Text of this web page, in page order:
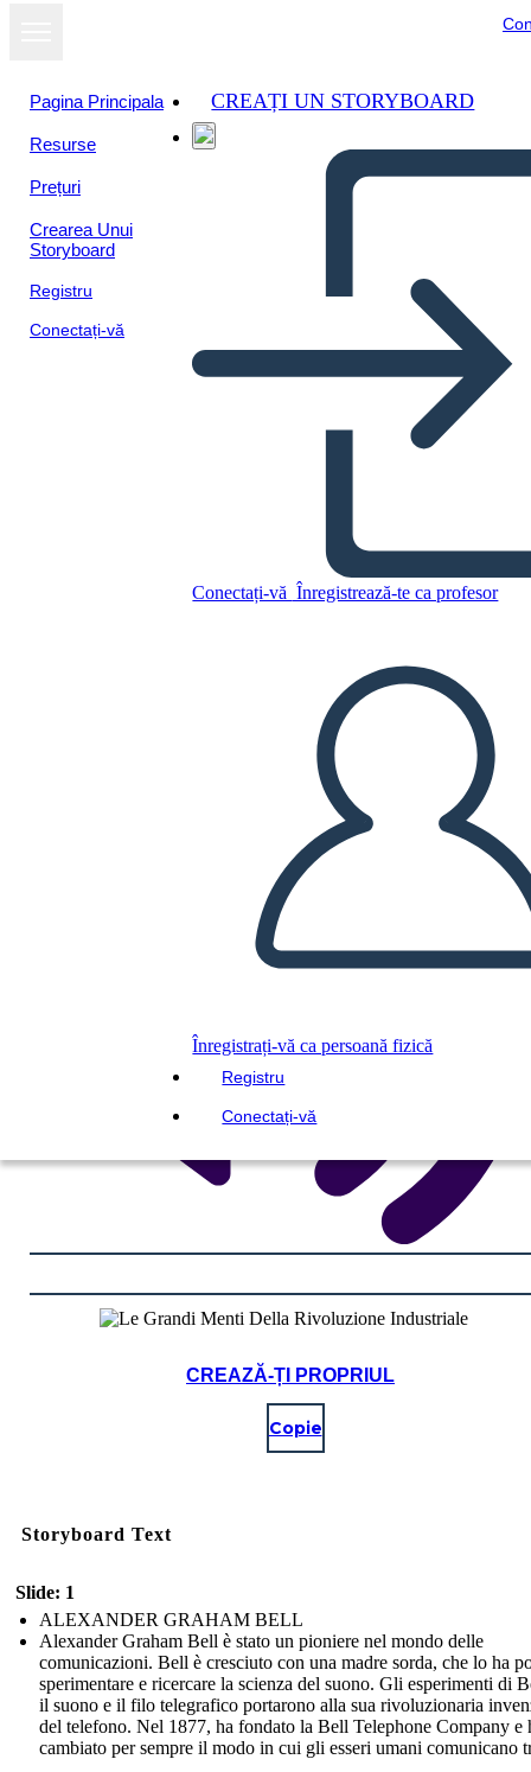
Pagina Principala
Resurse
Prețuri
Crearea Unui
Storyboard
Registru
Conectați-vă
CREAȚI UN STORYBOARD
Conectați-vă Înregistrează-te ca profesor
Înregistrați-vă ca persoană fizică
Registru
Conectați-vă
REDAȚI PREZENTAREA DE DIAPOZITIVE
CITESTE-MI
CREAZĂ-ȚI PROPRIUL
Copie
Storyboard Text
Slide: 1
ALEXANDER GRAHAM BELL
Alexander Graham Bell è stato un pioniere nel mondo delle
comunicazioni. Bell è cresciuto con una madre sorda, che lo ha
sperimentare e ricercare la scienza del suono. Gli esperimenti di
il suono e il filo telegrafico portarono alla sua rivoluzionaria
del telefono. Nel 1877, ha fondato la Bell Telephone Company e
cambiato per sempre il modo in cui gli esseri umani comunicano